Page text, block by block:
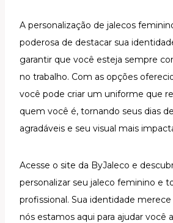
A personalização de jalecos
poderosa de destacar sua
garantir que você esteja sempre
no trabalho. Com as opções
você pode criar um uniforme que
quem você é, tornando seus dias
agradáveis e seu visual mais
Acesse o site da ByJaleco e
personalizar seu jaleco feminino e
profissional. Sua identidade
nós estamos aqui para ajudar você